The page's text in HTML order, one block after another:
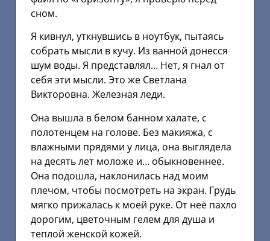
сном.
Я кивнул, уткнувшись в ноутбук, пытаясь
собрать мысли в кучу. Из ванной донесся
шум воды. Я представлял… Нет, я гнал от
себя эти мысли. Это же Светлана
Викторовна. Железная леди.
Она вышла в белом банном халате, с
полотенцем на голове. Без макияжа, с
влажными прядями у лица, она выглядела
на десять лет моложе и… обыкновеннее.
Она подошла, наклонилась над моим
плечом, чтобы посмотреть на экран. Грудь
мягко прижалась к моей руке. От неё пахло
дорогим, цветочным гелем для душа и
теплой женской кожей.